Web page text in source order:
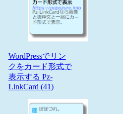
WordPressでリン
クをカード形式で
表示する Pz-
LinkCard (41)